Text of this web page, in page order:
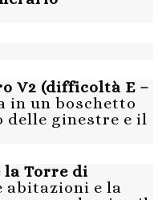
V2 (difficoltà E –
in un boschetto
delle ginestre e il
Torre di
abitazioni e la